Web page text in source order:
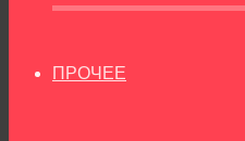
ПРОЧЕЕ